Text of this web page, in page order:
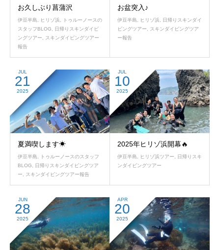
お久しぶり菖蒲沢
伊豆半島 ヒリゾ浜
トゥルーノースの
スタッフBLOG
日帰りスキンダイビ
ングツアー
スキンダイビングツアー
報告
お盆突入♪
伊豆半島 ヒリゾ浜
日帰りスキンダイ
ビングツアー
スキンダイビングツア
ー報告
JUL
21
2025
夏満喫します☀
伊豆半島
トゥルーノースのスタッフ
BLOG
日帰りスキンダイビングツア
ー
スキンダイビングツアー報告
JUL
10
2025
2025年ヒリゾ浜開幕🔥
伊豆半島 ヒリゾ浜ツアー
日帰りスキ
ンダイビングツアー
JUN
28
2025
APR
20
2025